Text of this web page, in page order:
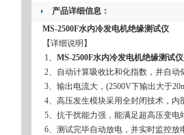
产品详细信息：
MS-2500F水内冷发电机绝缘测试仪
【详细说明】
1、 MS-2500F水内冷发电机绝缘测试仪
2、自动计算吸收比和化指数，并自动
3、输出电流大，(2500V下输出大于
4、高压发生模块采用全封闭技术，内
5、抗干扰能力强，能满足超高压变电
6、测试完毕自动放电，并实时监控放